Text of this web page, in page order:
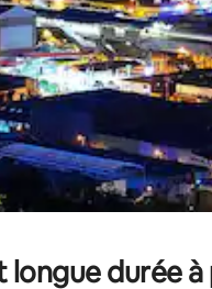
longue durée